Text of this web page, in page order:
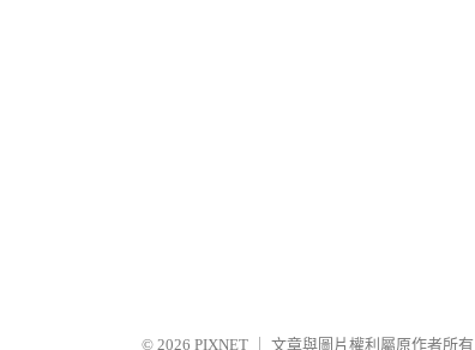
© 2026 PIXNET 文章與圖片權利屬原作者所有